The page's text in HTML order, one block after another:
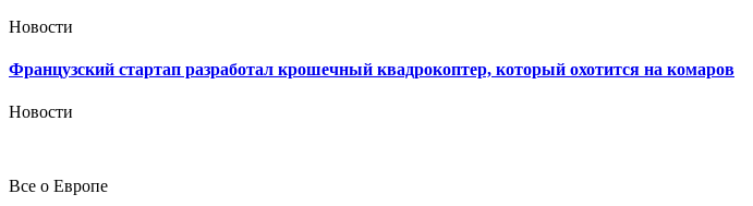
Новости
Французский стартап разработал крошечный квадрокоптер, который охотится на комаров
Новости
Все о Европе